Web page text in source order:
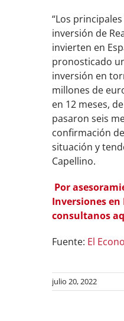
“Los
inversión de
invierten en
pronosticado
inversión en
millones de
en 12 meses,
pasaron seis
confirmación
situación y
Capellino.
Por
Inversiones en
consultanos
Fuente: El
julio 20, 2022